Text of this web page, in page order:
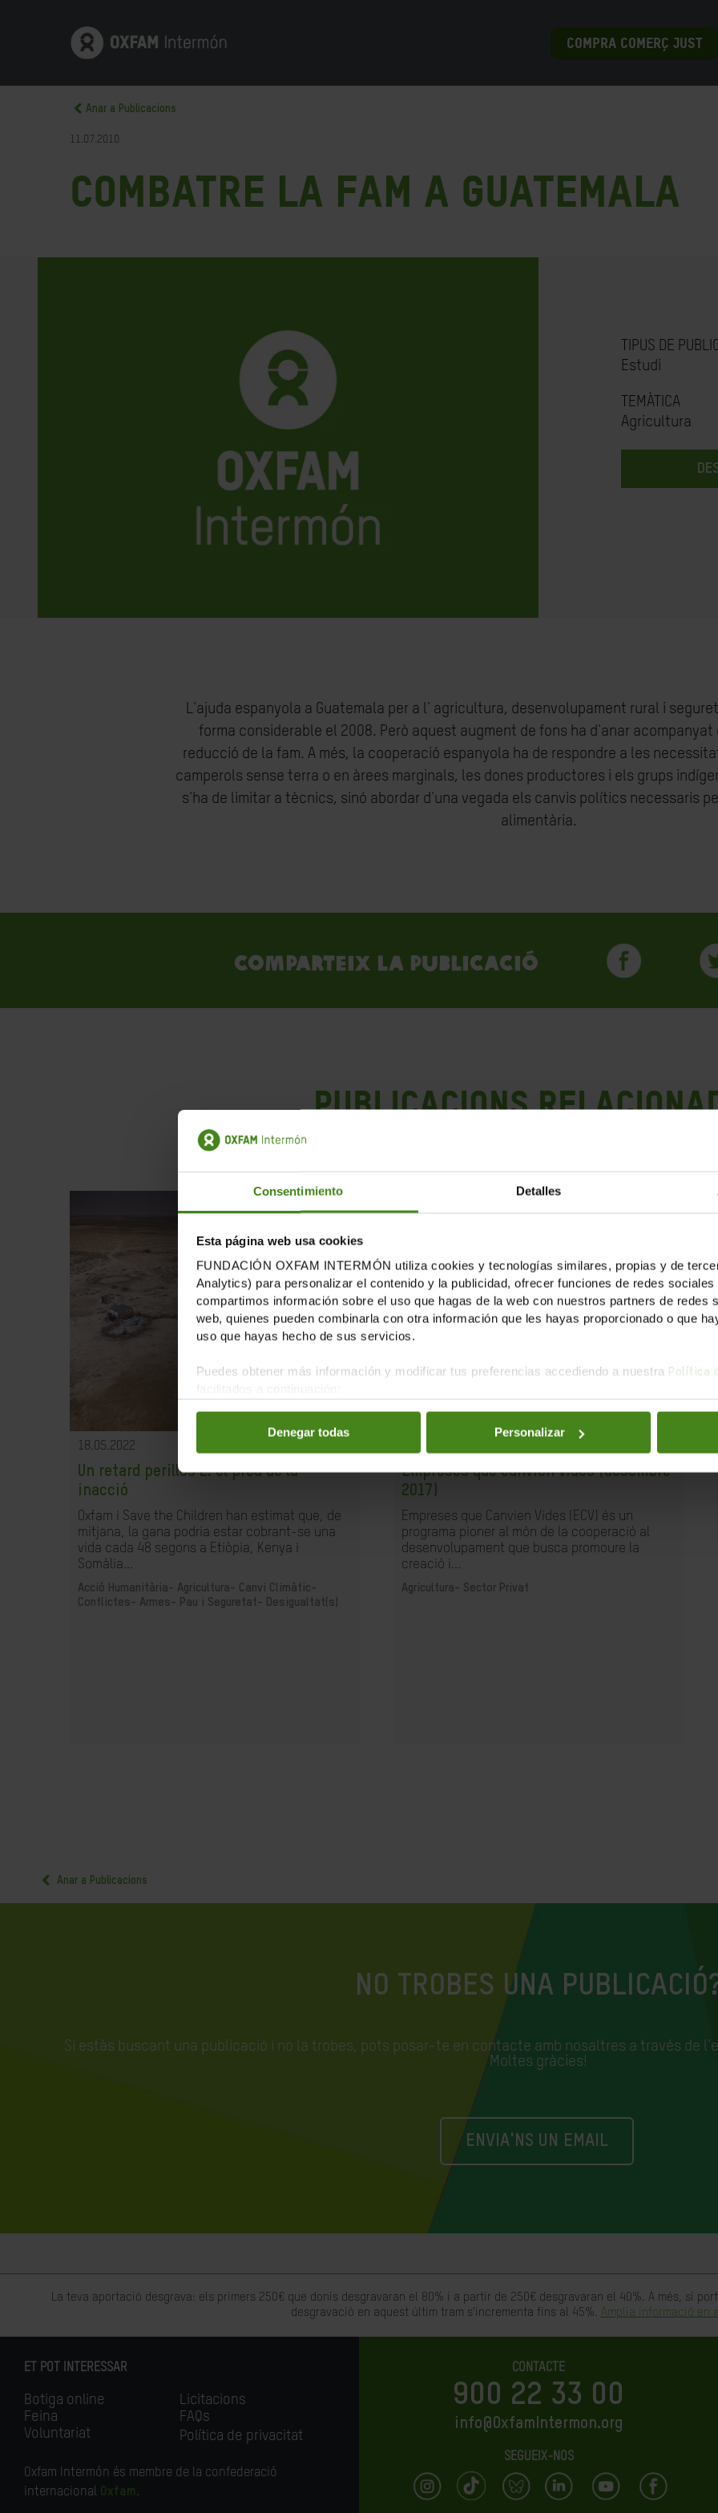
Consentimiento Detalles
Esta página web usa cookies
FUNDACIÓN OXFAM INTERMÓN utiliza cookies y tecnologías similares, propias y de
Analytics) para personalizar el contenido y la publicidad, ofrecer funciones de redes
compartimos información sobre el uso que hagas de la web con nuestros partners de redes
web, quienes pueden combinarla con otra información que les hayas proporcionado o que
uso que hayas hecho de sus servicios.
Puedes obtener más información y modificar tus preferencias accediendo a nuestra Política
Denegar todas Personalizar
COMPRA COMERÇ JUST
Anar a Publicacions
11.07.2010
Combatre la fam a Guatemala
TIPUS DE
Estudi
TEMÀTICA
Agricultura
L'ajuda espanyola a Guatemala per a l' agricultura, desenvolupament rural i
forma considerable el 2008. Però aquest augment de fons ha d'anar
reducció de la fam. A més, la cooperació espanyola ha de respondre a les
camperols sense terra o en àrees marginals, les dones productores i els grups
s'ha de limitar a tècnics, sinó abordar d'una vegada els canvis polítics necessaris
alimentària.
Comparteix la publicació
Publicacions
18.05.2022
Un retard perillós 2: el preu de la
inacció
Oxfam i Save the Children han estimat que, de
mitjana, la gana podria estar cobrant-se una
vida cada 48 segons a Etiòpia, Kenya i
Somàlia...
Acció Humanitària- Agricultura- Canvi Climàtic-
Conflictes- Armes- Pau i Seguretat- Desigualtat(s)
Empreses que canvien vides (desembre
2017)
Empreses que Canvien Vides (ECV) és un
programa pioner al món de la cooperació al
desenvolupament que busca promoure la
creació i...
Agricultura- Sector Privat
Anar a Publicacions
NO TROBES UNA
Si estàs buscant una publicació i no la trobes, pots posar-te en contacte amb nosaltres a través de
Moltes gràcies!
ENVIA'NS UN EMAIL
La teva aportació desgrava: els primers 250€ que donis desgravaran el 80% i a partir de 250€ desgravaran el 40%. A més, si
desgravació en aquest últim tram s'incrementa fins al 45%. Amplia informació en
ET POT INTERESSAR
Botiga online
Feina
Voluntariat
Licitacions
FAQs
Política de privacitat
Oxfam Intermón és membre de la confederació
internacional Oxfam.
CONTACTE
900 22 33 00
info@OxfamIntermon.org
SEGUEIX-NOS